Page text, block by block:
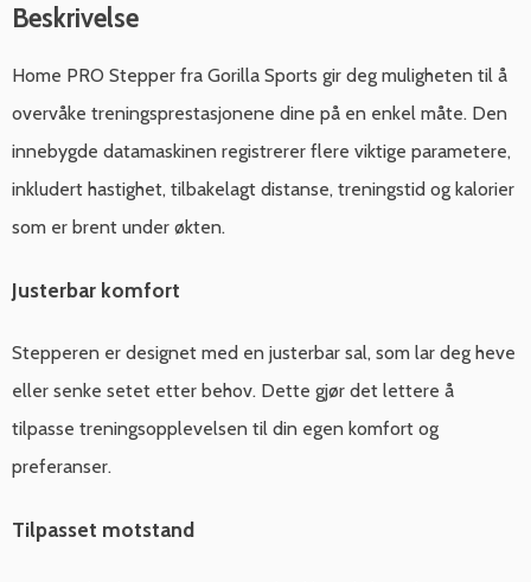
Beskrivelse
Home PRO Stepper fra Gorilla Sports gir deg muligheten til å
overvåke treningsprestasjonene dine på en enkel måte. Den
innebygde datamaskinen registrerer flere viktige parametere,
inkludert hastighet, tilbakelagt distanse, treningstid og kalorier
som er brent under økten.
Justerbar komfort
Stepperen er designet med en justerbar sal, som lar deg heve
eller senke setet etter behov. Dette gjør det lettere å
tilpasse treningsopplevelsen til din egen komfort og
preferanser.
Tilpasset motstand